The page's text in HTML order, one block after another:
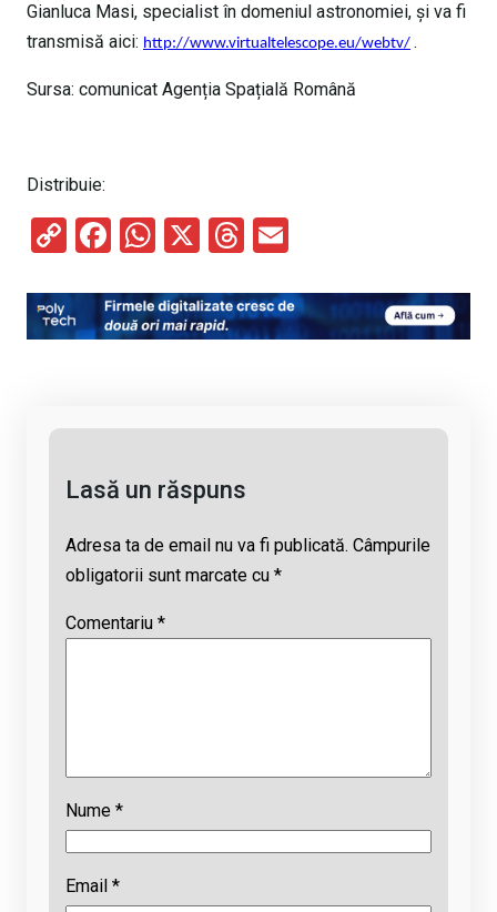
Gianluca Masi, specialist în domeniul astronomiei, și va fi
transmisă aici: http://www.virtualtelescope.eu/webtv/ .
Sursa: comunicat Agenția Spațială Română
Distribuie:
C
py
Li
F
ce
b
W
at
s
X
T
e
a
ail
Lasă un răspuns
Adresa ta de email nu va fi publicată. Câmpurile
obligatorii sunt marcate cu *
Comentariu *
Nume *
Email *